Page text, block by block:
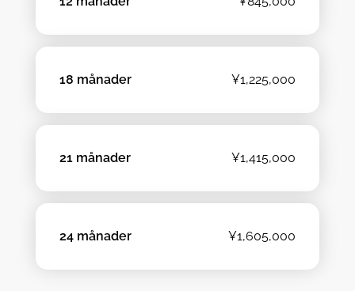
18 månader ¥1,225,000
21 månader ¥1,415,000
24 månader ¥1,605,000